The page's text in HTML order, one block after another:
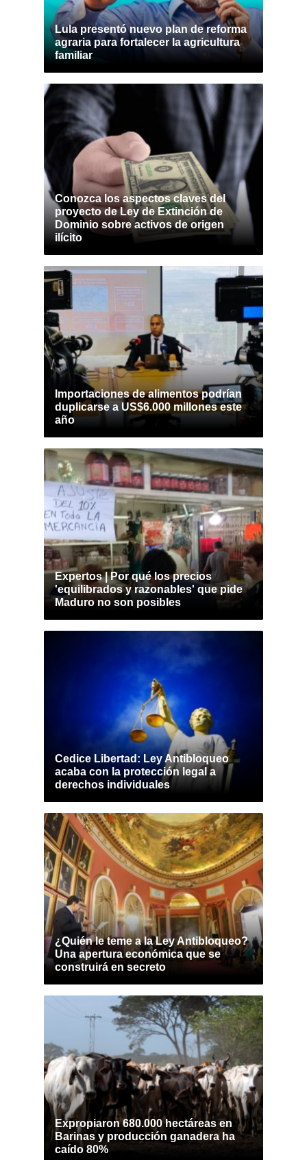
Lula presentó nuevo plan de reforma
agraria para fortalecer la agricultura
familiar
Conozca los aspectos claves del
proyecto de Ley de Extinción de
Dominio sobre activos de origen
ilícito
Importaciones de alimentos podrían
duplicarse a US$6.000 millones este
año
Expertos | Por qué los precios
'equilibrados y razonables' que pide
Maduro no son posibles
Cedice Libertad: Ley Antibloqueo
acaba con la protección legal a
derechos individuales
¿Quién le teme a la Ley Antibloqueo?
Una apertura económica que se
construirá en secreto
Expropiaron 680.000 hectáreas en
Barinas y producción ganadera ha
caído 80%